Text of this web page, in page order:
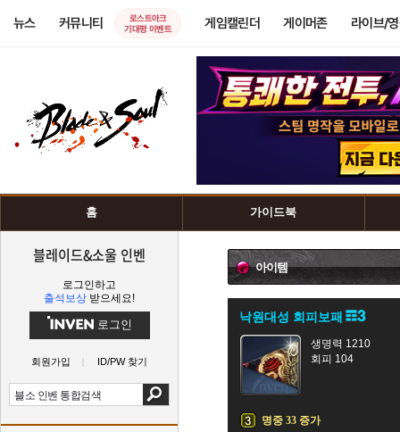
뉴스 커뮤니티
로스트아크
기대평 이벤트
게임캘린더 게이머존 라이브/
홈 가이드북
블레이드&소울 인벤
로그인하고
출석보상 받으세요!
로그인
회원가입 ID/PW 찾기
아이템
낙원대성 회피보패
생명력 1210
회피 104
명중 33 증가